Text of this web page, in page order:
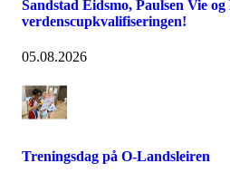
Sandstad Eidsmo, Paulsen Vie
verdenscupkvalifiseringen!
05.08.2026
Treningsdag på O-Landsleiren